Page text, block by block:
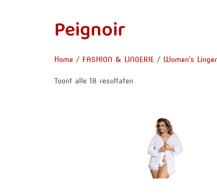
Peignoir
Home / FASHION & LINGERIE / Women's
Toont alle 18 resultaten